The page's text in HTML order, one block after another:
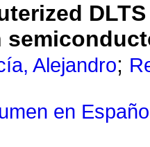
Alejandro;
en